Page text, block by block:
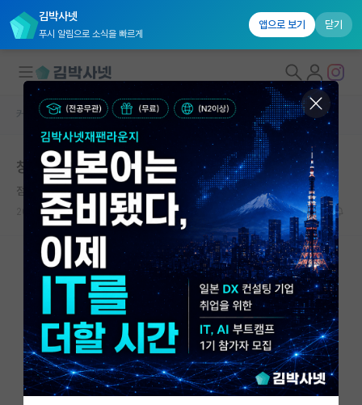
김박사넷
푸시 알림으로 소식을 빠르게
앱으로 보기 닫기
대학원생 모집
국내대학원 정보
연구실&오픈랩
커뮤니티
커뮤니티 홈
전체글보기
베스트 게시판
IF 명예의전당
자유 게시판(아무개랩)
커뮤니티 홈 자유 게시판(아무개랩)
창업하신 교수님은 걸러야 하나요 ..
점잖은 니콜라 테슬라
2026.06.13 8 1829